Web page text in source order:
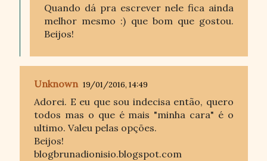
Quando dá pra escrever nele fica ainda
melhor mesmo :) que bom que gostou.
Beijos!
Unknown 19/01/2016, 14:49
Adorei. E eu que sou indecisa então, quero
todos mas o que é mais "minha cara" é o
ultimo. Valeu pelas opções.
Beijos!
blogbrunadionisio.blogspot.com